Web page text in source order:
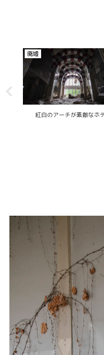
その他
レトロ廃パチンコ店